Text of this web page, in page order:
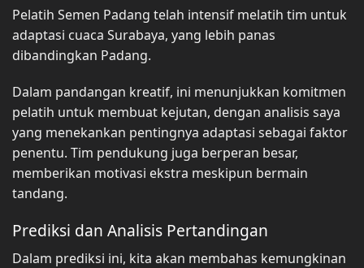
Pelatih Semen Padang telah intensif melatih tim untuk
adaptasi cuaca Surabaya, yang lebih panas
dibandingkan Padang.
Dalam pandangan kreatif, ini menunjukkan komitmen
pelatih untuk membuat kejutan, dengan analisis saya
yang menekankan pentingnya adaptasi sebagai faktor
penentu. Tim pendukung juga berperan besar,
memberikan motivasi ekstra meskipun bermain
tandang.
Prediksi dan Analisis Pertandingan
Dalam prediksi ini, kita akan membahas kemungkinan